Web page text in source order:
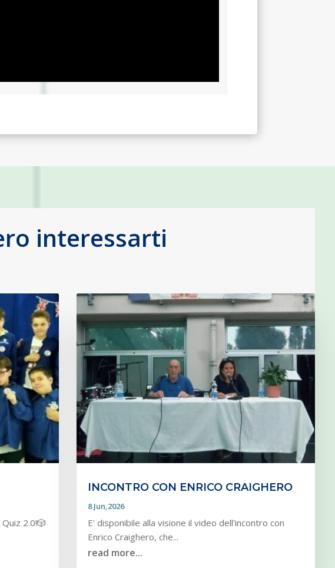
interessarti
2.0!🎲
INCONTRO CON ENRICO CRAIGHERO
8 Jun,2026
E' disponibile alla visione il video dell'incontro con
Enrico Craighero, che...
read more...